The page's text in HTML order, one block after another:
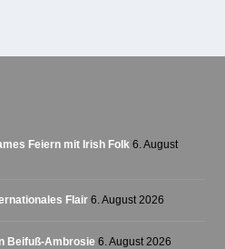
Feiern mit Irish Folk 6. August
Flair 6. August 2026
Beifuß-Ambrosie 6. August 2026